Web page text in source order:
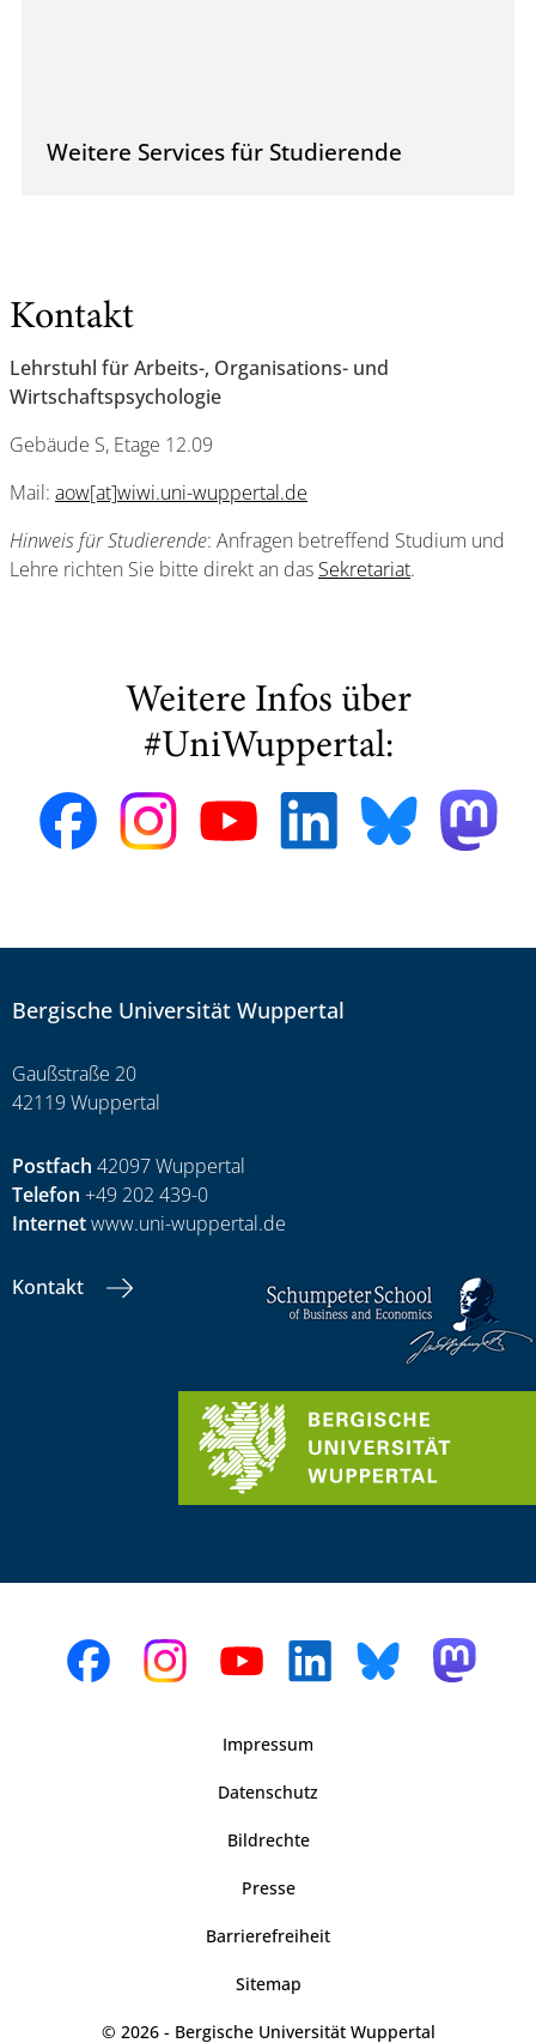
Weitere Services für Studierende
Kontakt
Lehrstuhl für Arbeits-, Organisations- und
Wirtschaftspsychologie
Gebäude S, Etage 12.09
Mail: aow[at]wiwi.uni-wuppertal.de
Hinweis für Studierende: Anfragen betreffend Studium und
Lehre richten Sie bitte direkt an das Sekretariat.
Weitere Infos über
#UniWuppertal:
Bergische Universität Wuppertal
Gaußstraße 20
42119 Wuppertal
Postfach 42097 Wuppertal
Telefon +49 202 439-0
Internetwww.uni-wuppertal.de
Kontakt
Impressum
Datenschutz
Bildrechte
Presse
Barrierefreiheit
Sitemap
© 2026 - Bergische Universität Wuppertal